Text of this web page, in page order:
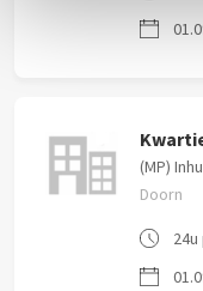
(MP)
Doorn
24u